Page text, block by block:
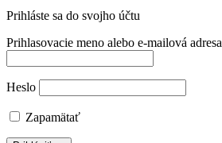
Prihláste sa do svojho účtu
Prihlasovacie meno alebo e-mailová adresa
Heslo
Zapamätať